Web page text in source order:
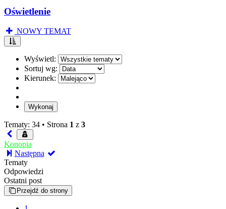
Oświetlenie
NOWY TEMAT
Wyświetl:
Sortuj wg:
Kierunek:
Tematy: 34 • Strona 1 z 3
Konopia
Następna
Tematy
Odpowiedzi
Ostatni post
Przejdź do strony